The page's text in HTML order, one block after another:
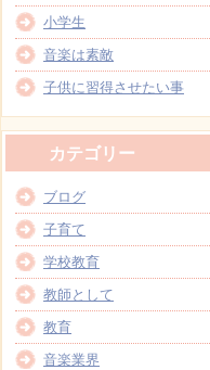
小学生
音楽は素敵
子供に習得させたい事
カテゴリー
ブログ
子育て
学校教育
教師として
教育
音楽業界